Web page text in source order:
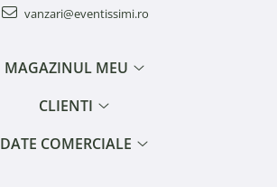
vanzari@eventissimi.ro
MAGAZINUL MEU
CLIENTI
DATE COMERCIALE